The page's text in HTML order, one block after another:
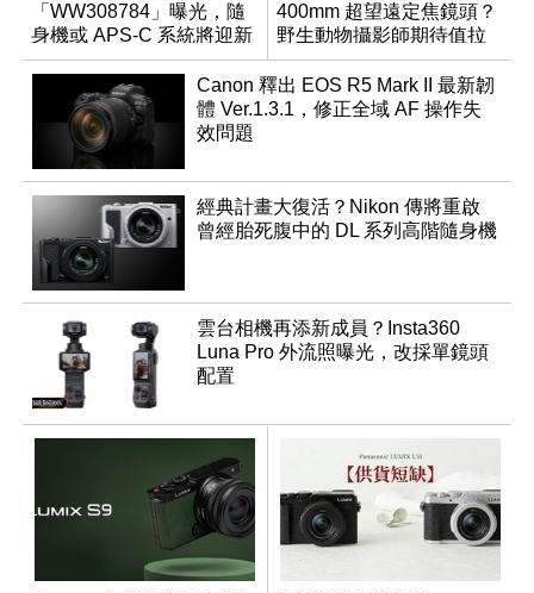
「WW308784」曝光，隨
身機或 APS-C 系統將迎新
成員？
400mm 超望遠定焦鏡頭？
野生動物攝影師期待值拉
滿
Canon 釋出 EOS R5 Mark II 最新韌
體 Ver.1.3.1，修正全域 AF 操作失
效問題
經典計畫大復活？Nikon 傳將重啟
曾經胎死腹中的 DL 系列高階隨身機
雲台相機再添新成員？Insta360
Luna Pro 外流照曝光，改採單鏡頭
配置